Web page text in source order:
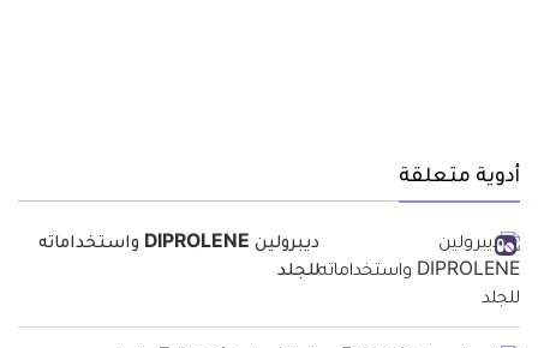
أدوية متعلقة
ديبرولين DIPROLENE واستخداماته
للجلد